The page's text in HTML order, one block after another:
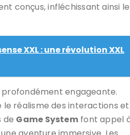
conçus, infléchissant ainsi le
XXL : une révolution XXL
engageante.
le réalisme des interactions et
de Game Systemfont appel